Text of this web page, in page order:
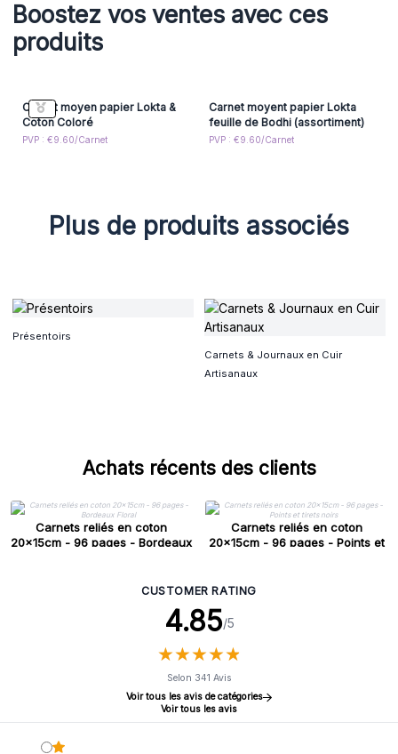
Boostez vos ventes avec ces
produits
Carnet moyen papier Lokta &
Coton Coloré
PVP : €9.60/Carnet
Carnet moyent papier Lokta
feuille de Bodhi (assortiment)
PVP : €9.60/Carnet
Plus de produits associés
Présentoirs
Carnets & Journaux en Cuir
Artisanaux
Achats récents des clients
Carnets reliés en coton
20x15cm - 96 pages - Bordeaux
Carnets reliés en coton
20x15cm - 96 pages - Points et
CUSTOMER RATING
4.85/5
★★★★★
★★★★★
Selon 341 Avis
Voir tous les avis de catégories
Voir tous les avis